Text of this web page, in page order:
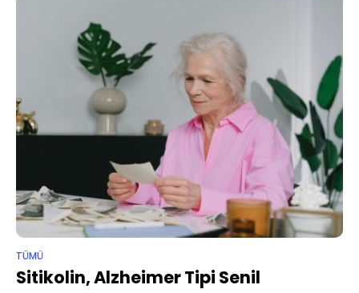
TÜMÜ
Sitikolin, Alzheimer Tipi Senil